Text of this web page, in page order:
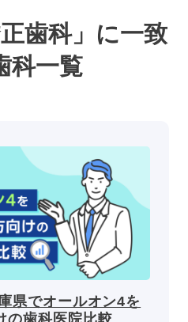
歯科」に一致
科一覧
県でオールオン4を